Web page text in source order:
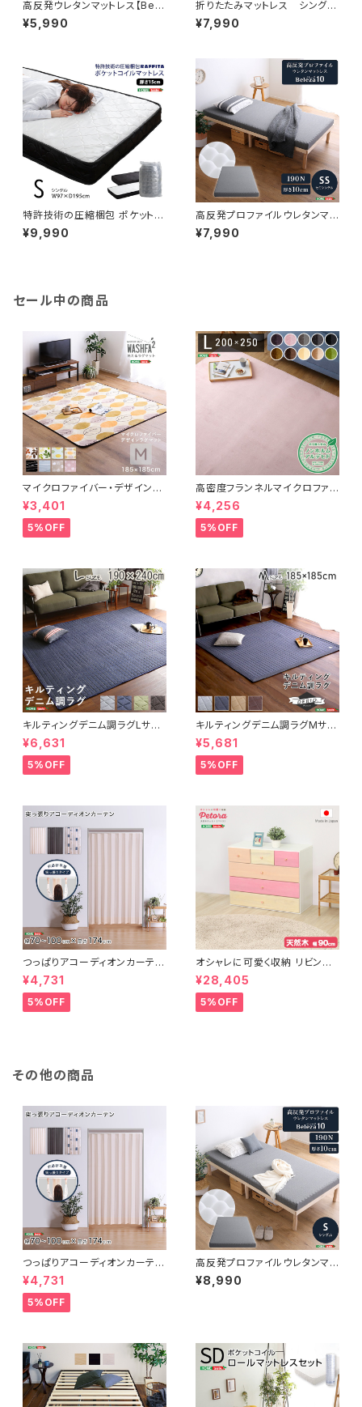
高反発ウレタンマットレス【Bele
za5-ベレーザ・ファイブ-】(セミ
シングル) ORM-05SS
¥5,990
折りたたみマットレス シング
ル 【RUMA-ルーマ-】 SH-0
7-OMS
¥7,990
特許技術の圧縮梱包 ポケットコ
イルマットレス(シングル) SRM
-01S
¥9,990
高反発プロファイルウレタンマッ
トレス【Beleza10-ベレーザ・テ
ン-】(セミシングル) ORM-10
¥7,990
セール中の商品
マイクロファイバー・デザインラ
グマットMサイズ（185×185cm）
洗えるラグマット 【WASHFA2】
FRG-D2-M
¥3,401
5%OFF
高密度フランネルマイクロファイ
バー・ラグマットLサイズ（200×2
50cm）洗えるラグマット｜ナル
トレア
¥4,256
5%OFF
キルティングデニム調ラグLサイ
ズ(190x240cm)オールシーズ
ン、滑り止め付き、手洗い対応【D
erid-デリッド-】 DRG-L
¥6,631
5%OFF
キルティングデニム調ラグMサイ
ズ(185x185cm)オールシーズ
ン、滑り止め付き、手洗い対応【D
erid-デリッド-】 DRG-M
¥5,681
5%OFF
つっぱりアコーディオンカーテ
ン 100×174cm SH-16-TA
DC
¥4,731
5%OFF
オシャレに可愛く収納 リビング
用ローチェスト 4段 幅90cm
天然木（桐）日本製｜petora-
ペトラ- SH-08-PTR90
¥28,405
5%OFF
その他の商品
つっぱりアコーディオンカーテ
ン 100×174cm SH-16-TA
DC
¥4,731
5%OFF
高反発プロファイルウレタンマッ
トレス【Beleza10-ベレーザ・テ
ン-】(シングル) ORM-10S
¥8,990